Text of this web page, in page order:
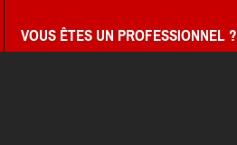
VOUS ÊTES UN PROFESSIONNEL ?